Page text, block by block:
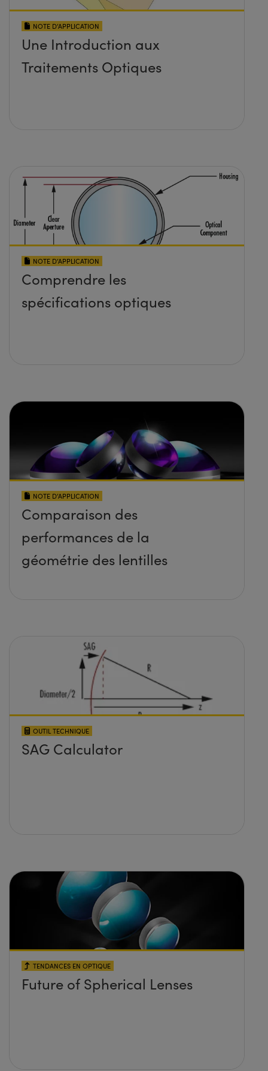
NOTE D’APPLICATION
Une Introduction aux
Traitements Optiques
NOTE D’APPLICATION
Comprendre les
spécifications optiques
NOTE D’APPLICATION
Comparaison des
performances de la
géométrie des lentilles
OUTIL TECHNIQUE
SAG Calculator
TENDANCES EN OPTIQUE
Future of Spherical Lenses